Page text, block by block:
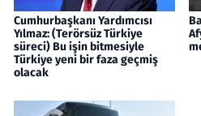
Cumhurbaşkanı Yardımcısı
Yılmaz: (Terörsüz Türkiye
süreci) Bu işin bitmesiyle
Türkiye yeni bir faza geçmiş
olacak